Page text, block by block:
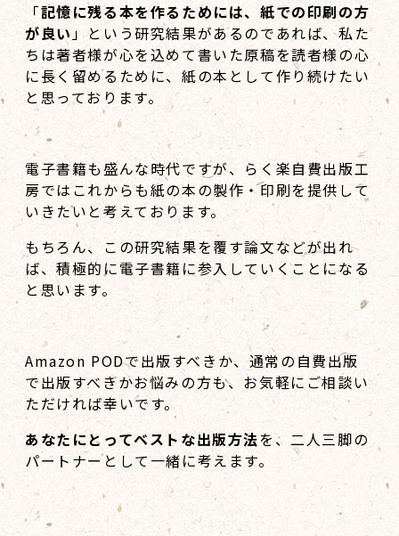
「記憶に残る本を作るためには、紙での印刷の方
が良い」という研究結果があるのであれば、私た
ちは著者様が心を込めて書いた原稿を読者様の心
に長く留めるために、紙の本として作り続けたい
と思っております。
電子書籍も盛んな時代ですが、らく楽自費出版工
房ではこれからも紙の本の製作・印刷を提供して
いきたいと考えております。
もちろん、この研究結果を覆す論文などが出れ
ば、積極的に電子書籍に参入していくことになる
と思います。
Amazon PODで出版すべきか、通常の自費出版
で出版すべきかお悩みの方も、お気軽にご相談い
ただければ幸いです。
あなたにとってベストな出版方法を、二人三脚の
パートナーとして一緒に考えます。